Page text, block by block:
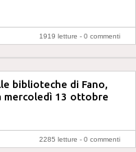
1919 letture - 0 commenti
biblioteche di Fano,
mercoledì 13 ottobre
2285 letture - 0 commenti